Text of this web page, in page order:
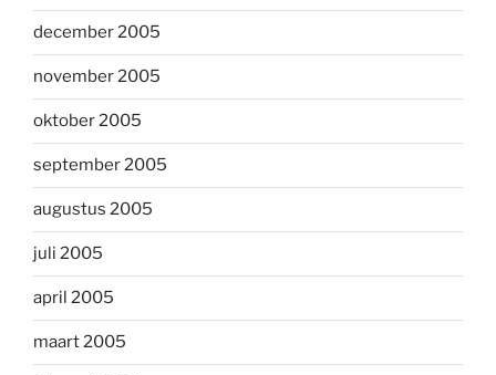
december 2005
november 2005
oktober 2005
september 2005
augustus 2005
juli 2005
april 2005
maart 2005